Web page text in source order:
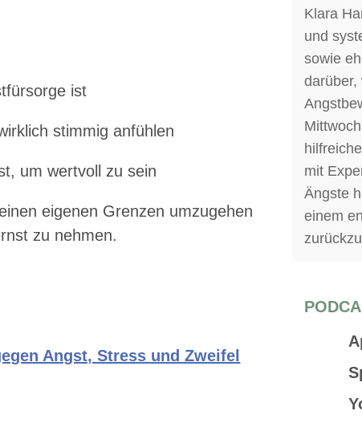
ist
stimmig anfühlen
um wertvoll zu sein
eigenen Grenzen umzugehen
zu nehmen.
Angst, Stress und Zweifel
Klara
und
sowie
darüber,
mit
Ängste
einem